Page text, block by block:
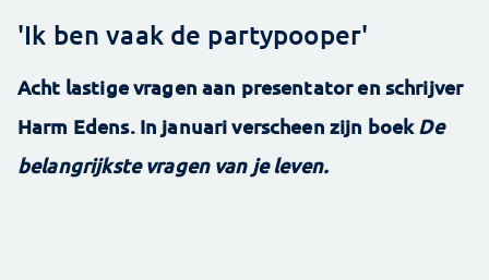
'Ik ben vaak de partypooper'
Acht lastige vragen aan presentator en schrijver
Harm Edens. In januari verscheen zijn boekDe
belangrijkste vragen van je leven.